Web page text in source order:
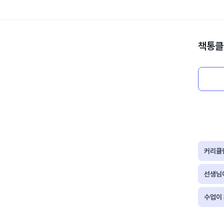
책통
커리큘
선생님
수업이